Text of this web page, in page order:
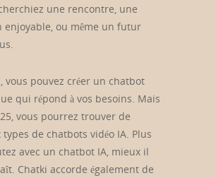
une rencontre, une
enjoyable, ou même un futur
vous pouvez créer un chatbot
qui répond à vos besoins. Mais
vous pourrez trouver de
de chatbots vidéo IA. Plus
avec un chatbot IA, mieux il
Chatki accorde également de